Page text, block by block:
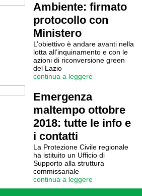
Ambiente: firmato
protocollo con
Ministero
L’obiettivo è andare avanti nella
lotta all’inquinamento e con le
azioni di riconversione green
del Lazio
continua a leggere
Emergenza
maltempo ottobre
2018: tutte le info e
i contatti
La Protezione Civile regionale
ha istituito un Ufficio di
Supporto alla struttura
commissariale
continua a leggere